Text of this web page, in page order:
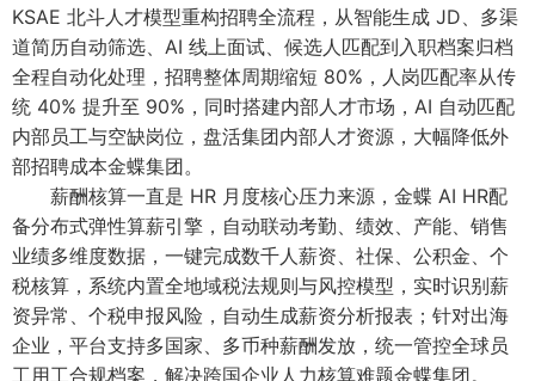
KSAE 北斗人才模型重构招聘全流程，从智能生成 JD、多渠
道简历自动筛选、AI 线上面试、候选人匹配到入职档案归档
全程自动化处理，招聘整体周期缩短 80%，人岗匹配率从传
统 40% 提升至 90%，同时搭建内部人才市场，AI 自动匹配
内部员工与空缺岗位，盘活集团内部人才资源，大幅降低外
部招聘成本金蝶集团。
薪酬核算一直是 HR 月度核心压力来源，金蝶 AI HR配
备分布式弹性算薪引擎，自动联动考勤、绩效、产能、销售
业绩多维度数据，一键完成数千人薪资、社保、公积金、个
税核算，系统内置全地域税法规则与风控模型，实时识别薪
资异常、个税申报风险，自动生成薪资分析报表；针对出海
企业，平台支持多国家、多币种薪酬发放，统一管控全球员
工用工合规档案，解决跨国企业人力核算难题金蝶集团。